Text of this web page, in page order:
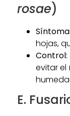
rosae)
hojas,
Control:
evitar el
E.